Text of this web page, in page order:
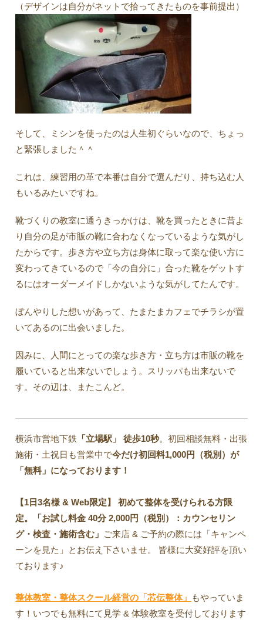
（デザインは自分がネットで拾ってきたものを事前提出）
そして、ミシンを使ったのは人生初ぐらいなので、ちょっ
と緊張しました＾＾
これは、練習用の革で本番は自分で選んだり、持ち込む人
もいるみたいですね。
靴づくりの教室に通うきっかけは、靴を買ったときに昔よ
り自分の足が市販の靴に合わなくなっているような気がし
たからです。歩き方や立ち方は身体に取って楽な使い方に
変わってきているので「今の自分に」合った靴をゲットす
るにはオーダーメイドしかないような気がしてたんです。
ぼんやりした想いがあって、たまたまカフェでチラシが置
いてあるのに出会いました。
因みに、人間にとっての楽な歩き方・立ち方は市販の靴を
履いていると出来ないでしょう。スリッパも出来ないで
す。その辺は、またこんど。
横浜市営地下鉄 「立場駅」 徒歩10秒。初回相談無料・出張
施術・土祝日も営業中で今だけ初回料1,000円（税別）が
「無料」になっております！
【1日3名様 & Web限定】 初めて整体を受けられる方限
定。「お試し料金 40分 2,000円（税別）：カウンセリン
グ・検査・施術含む」 ご来店 & ご予約の際には「キャンペ
ーンを見た」とお伝え下さいませ。 皆様に大変好評を頂い
ております♪
整体教室・整体スクール経営の「芯伝整体」
もやっていま
す！いつでも無料にて見学 & 体験教室を受付しております